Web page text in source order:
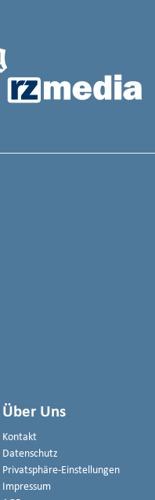
Über Uns
Kontakt
Datenschutz
Privatsphäre-Einstellungen
Impressum